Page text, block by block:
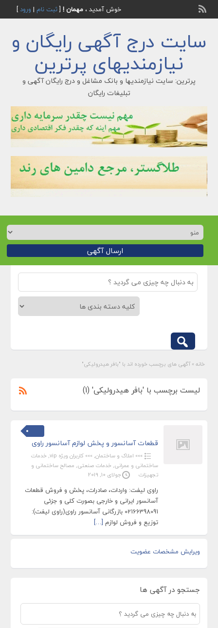
خوش آمدید ، مهمان ![ثبت نام | ورود]
سایت درج آگهی رایگان و
نیازمندیهای پرترین
پرترین: سایت نیازمندیها و بانک مشاغل و درج رایگان آگهی و
تبلیغات رایگان
ارسال آگهی
خانه » آگهی های برچسب خورده اند با "بافر هيدروليكی"
لیست برچسب با 'بافر هيدروليكی' (1)
قطعات آسانسور و پخش لوازم آسانسور راوی
»»» املاک و ساختمان, »»» کاربران ویژه vip , خدمات
ساختمانی و عمرانی, خدمات صنعتی, مصالح ساختمانی و
تجهیزات
جولای 10, 2019
راوی لیفت: واردات، صادرات، پخش و فروش قطعات
آسانسور ایرانی و خارجی بصورت کلی و جزئی
02166398091 بازرگانی آسانسور راوی(راوی لیفت):
توزیع و فروش لوازم […]
ویرایش مشخصات عضویت
جستجو در آگهی ها